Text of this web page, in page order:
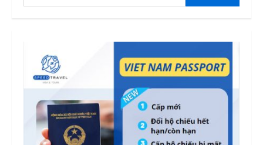
kiếm
Năm 2026
12/06/2026
3
Điều kiện thu nhập bảo lãnh visa F-6
(visa kết hôn Hàn Quốc) – Quy định
áp dụng từ 2026
12/06/2026